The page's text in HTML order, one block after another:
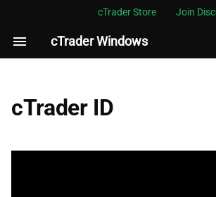
cTrader Store Join
cTrader Windows
検
cTrader ID